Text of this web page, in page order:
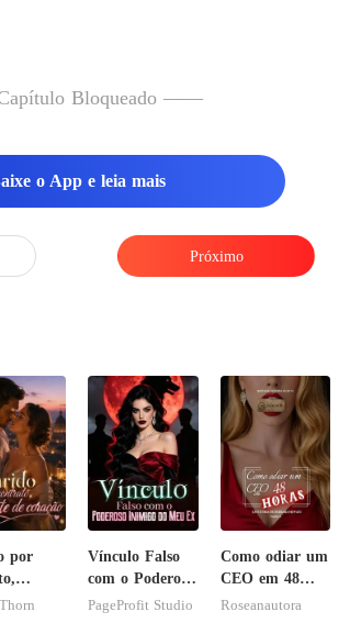
Bloqueado ——
o App e leia mais
Próximo
por
de
Vínculo Falso
com o Poderoso
Inimigo do Meu
PageProfit Studio
Como odiar um
CEO em 48
horas
Roseanautora